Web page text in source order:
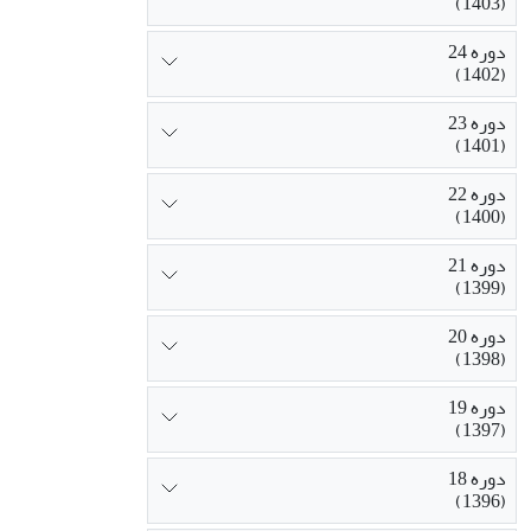
دوره 24
(1402)
دوره 23
(1401)
دوره 22
(1400)
دوره 21
(1399)
دوره 20
(1398)
دوره 19
(1397)
دوره 18
(1396)